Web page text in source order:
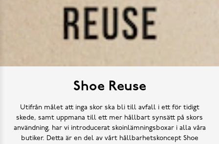
Shoe Reuse
Utifrån målet att inga skor ska bli till avfall i ett för tidigt
skede, samt uppmana till ett mer hållbart synsätt på skors
användning, har vi introducerat skoinlämningsboxar i alla våra
butiker. Detta är en del av vårt hållbarhetskoncept Shoe